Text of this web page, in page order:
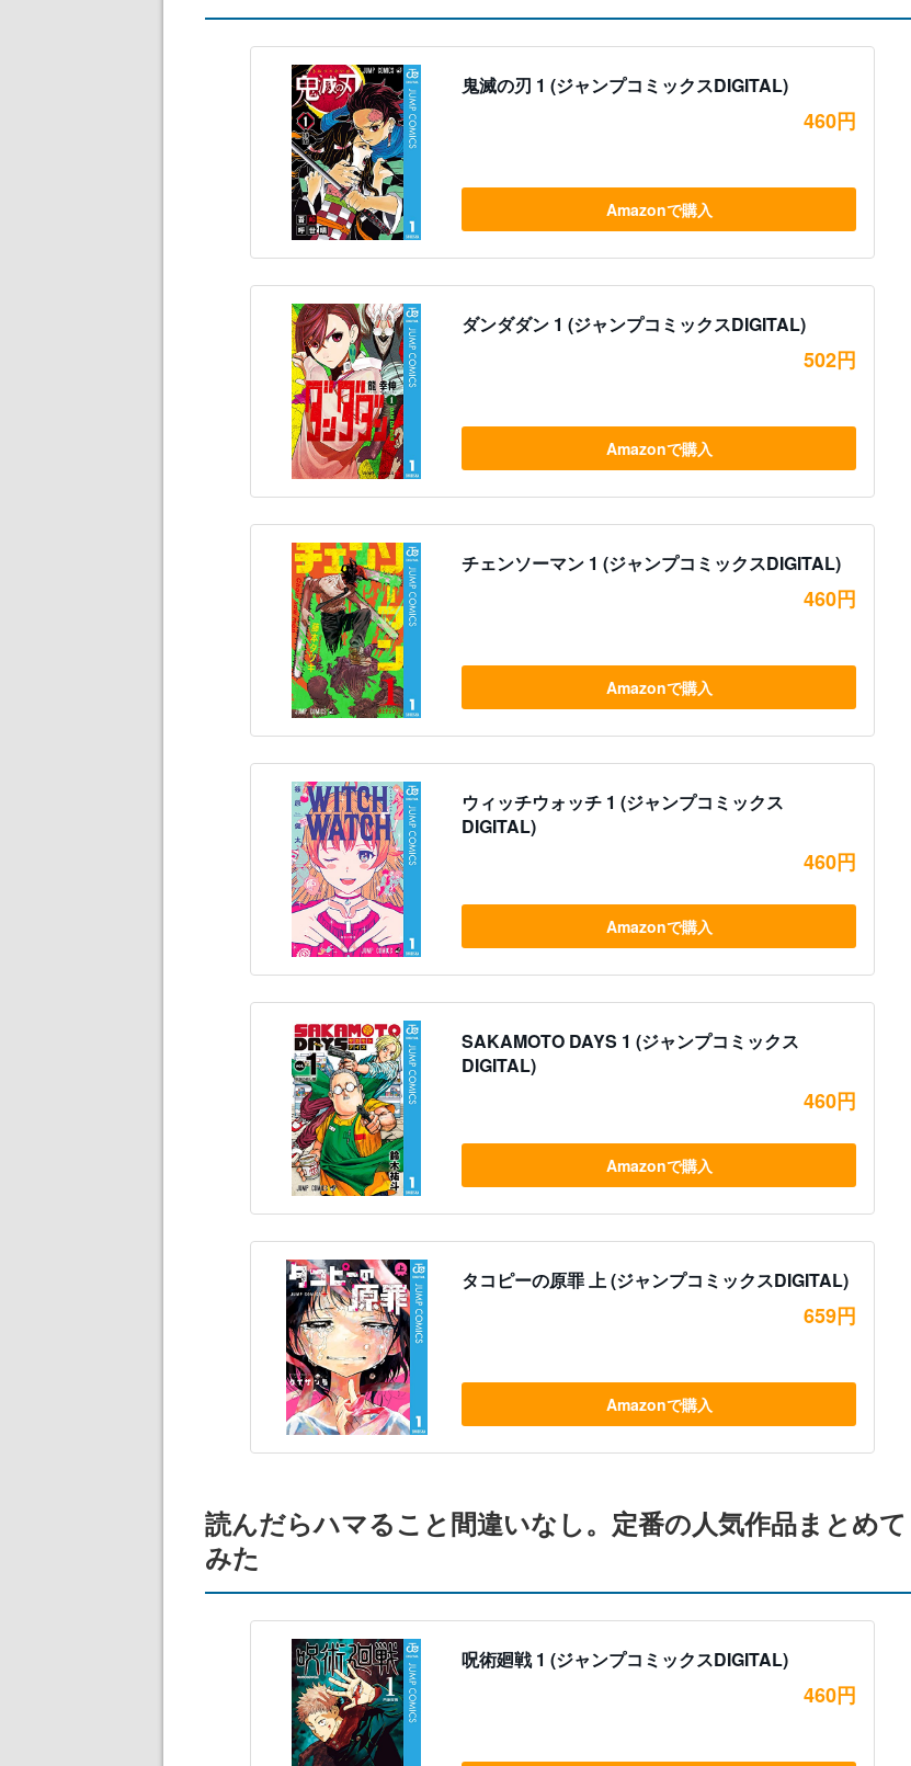
鬼滅の刃 1 (ジャンプコミックスDIGITAL)
460円
Amazonで購入
ダンダダン 1 (ジャンプコミックスDIGITAL)
502円
Amazonで購入
チェンソーマン 1 (ジャンプコミックスDIGITAL)
460円
Amazonで購入
ウィッチウォッチ 1 (ジャンプコミックス
DIGITAL)
460円
Amazonで購入
SAKAMOTO DAYS 1 (ジャンプコミックス
DIGITAL)
460円
Amazonで購入
タコピーの原罪 上 (ジャンプコミックスDIGITAL)
659円
Amazonで購入
読んだらハマること間違いなし。定番の人気作品まとめて
みた
呪術廻戦 1 (ジャンプコミックスDIGITAL)
460円